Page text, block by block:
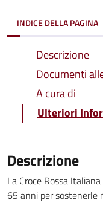
INDICE DELLA PAGINA
Descrizione
Documenti
A cura di
Ulteriori
Descrizione
La Croce Rossa
65 anni per sostenerle